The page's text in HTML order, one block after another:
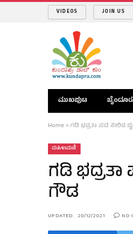
VIDEOS JOIN US
ಮುಖಪುಟ
Home » ಗಡಿ ಭದ್ರತಾ ಪಡೆ ಸೇರಿದ
ಮಹಿಳಾಮಣಿ
ಗಡಿ ಭದ್ರತಾ
ಗೌಡ
UPDATED: 20/12/2021 NO